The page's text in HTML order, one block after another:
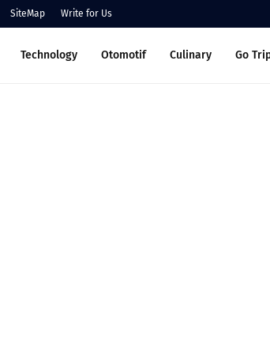
SiteMap Write for Us
Technology Otomotif Culinary Go